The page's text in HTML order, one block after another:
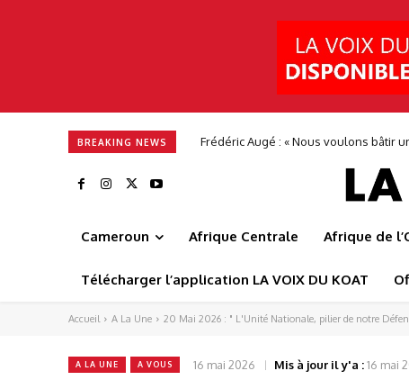
BREAKING NEWS
Frédéric Augé : « Nous voulons bâtir
Alimentation en eau potable :
Cameroun Afrique Centrale Afrique de
Télécharger l’application LA VOIX DU KOAT
Accueil A La Une 20 Mai 2026 : " L'Unité Nationale, pilier de notre
A LA UNE A VOUS 16 mai 2026 Mis à jour il y'a :16 mai